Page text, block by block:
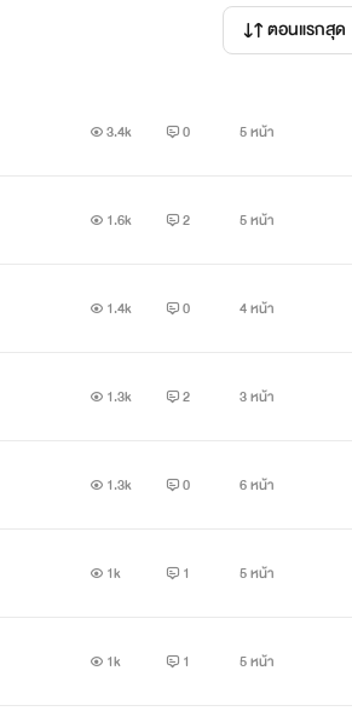
ตอนแรกสุด
3.4k 0 5 หน้า
1.6k 2 5 หน้า
1.4k 0 4 หน้า
1.3k 2 3 หน้า
1.3k 0 6 หน้า
1k 1 5 หน้า
1k 1 5 หน้า